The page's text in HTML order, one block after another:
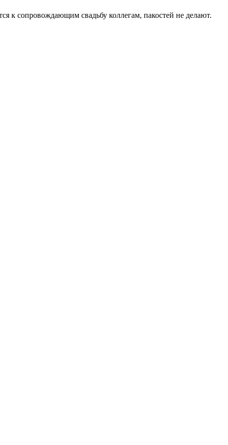
к сопровождающим свадьбу коллегам, пакостей не делают.